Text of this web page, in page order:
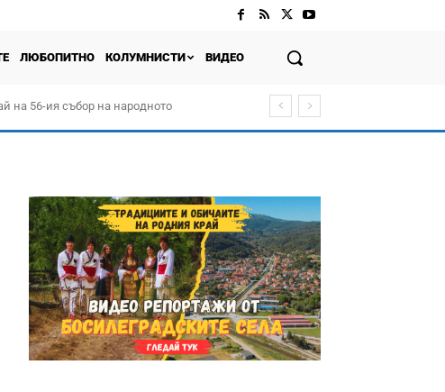
ЛЮБОПИТНО КОЛУМНИСТИ ВИДЕО
на 56-ия събор на народното